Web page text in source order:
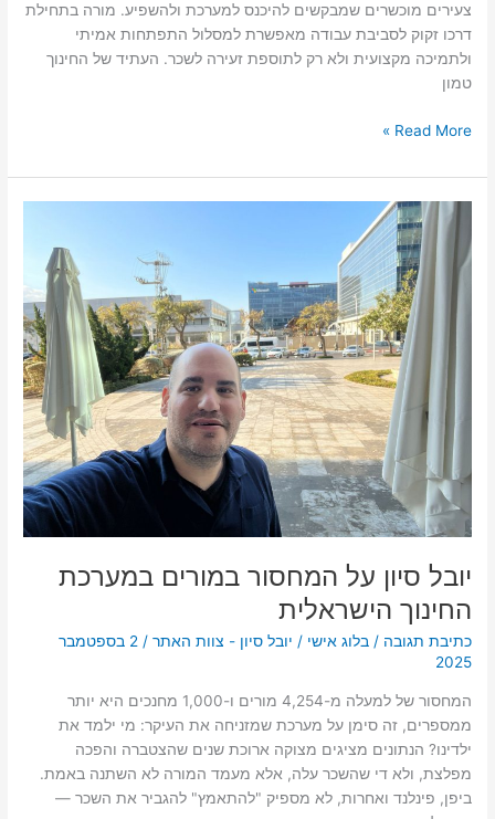
צעירים מוכשרים שמבקשים להיכנס למערכת ולהשפיע. מורה בתחילת
דרכו זקוק לסביבת עבודה מאפשרת למסלול התפתחות אמיתי
ולתמיכה מקצועית ולא רק לתוספת זעירה לשכר. העתיד של החינוך
טמון
Read More »
יובל סיון על המחסור במורים במערכת
החינוך הישראלית
כתיבת תגובה /בלוג אישי / יובל סיון - צוות האתר/
2 בספטמבר
2025
המחסור של למעלה מ-4,254 מורים ו-1,000 מחנכים היא יותר
ממספרים, זה סימן על מערכת שמזניחה את העיקר: מי ילמד את
ילדינו? הנתונים מציגים מצוקה ארוכת שנים שהצטברה והפכה
מפלצת, ולא די שהשכר עלה, אלא מעמד המורה לא השתנה באמת.
ביפן, פינלנד ואחרות, לא מספיק "להתאמץ" להגביר את השכר —
יובל
סיון
על
המחסור
במורים
החינוך
הישראלית